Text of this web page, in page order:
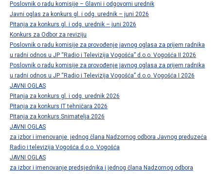
Poslovnik o radu komisije – Glavni i odgovorni urednik
Javni oglas za konkurs gl. i odg. urednik – juni 2026
Pitanja za konkurs gl. i odg. urednik – juni 2026
Konkurs za Odbor za reviziju
Poslovnik o radu komisije za provođenje javnog oglasa za prijem radnika
u radni odnos u JP “Radio i Televizija Vogošća” d.o.o. Vogošća II 2026
Poslovnik o radu komisije za provođenje javnog oglasa za prijem radnika
u radni odnos u JP “Radio i Televizija Vogošća” d.o.o. Vogošća I 2026
JAVNI OGLAS
Pitanja za konkurs gl. i odg. urednik 2026
Pitanja za konkurs IT tehničara 2026
Pitanja za konkurs Snimatelja 2026
JAVNI OGLAS
za izbor i imenovanje jednog člana Nadzornog odbora Javnog preduzeća
Radio i televizija Vogošća d.o.o. Vogošća
JAVNI OGLAS
za izbor i imenovanje predsjednika i jednog člana Nadzornog odbora